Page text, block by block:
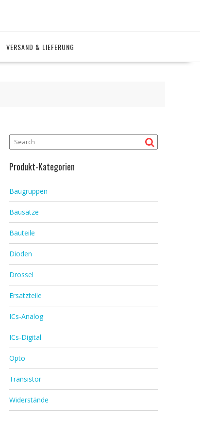
VERSAND & LIEFERUNG
Produkt-Kategorien
Baugruppen
Bausätze
Bauteile
Dioden
Drossel
Ersatzteile
ICs-Analog
ICs-Digital
Opto
Transistor
Widerstände